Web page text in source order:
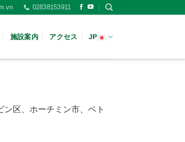
02838153911
施設案内 アクセス JP
ン区、ホーチミン市、ベト